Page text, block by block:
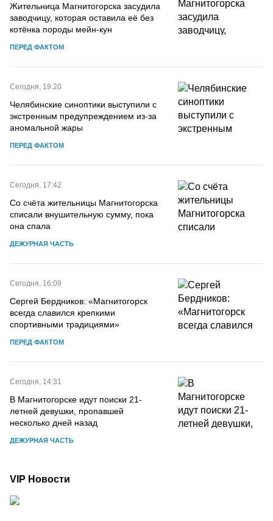
Жительница Магнитогорска засудила
заводчицу, которая оставила её без
котёнка породы мейн-кун
ПЕРЕД ФАКТОМ
Сегодня, 19:20
Челябинские синоптики выступили с
экстренным предупреждением из-за
аномальной жары
ПЕРЕД ФАКТОМ
Сегодня, 17:42
Со счёта жительницы Магнитогорска
списали внушительную сумму, пока
она спала
ДЕЖУРНАЯ ЧАСТЬ
Сегодня, 16:09
Сергей Бердников: «Магнитогорск
всегда славился крепкими
спортивными традициями»
ПЕРЕД ФАКТОМ
Сегодня, 14:31
В Магнитогорске идут поиски 21-
летней девушки, пропавшей
несколько дней назад
ДЕЖУРНАЯ ЧАСТЬ
VIP Новости